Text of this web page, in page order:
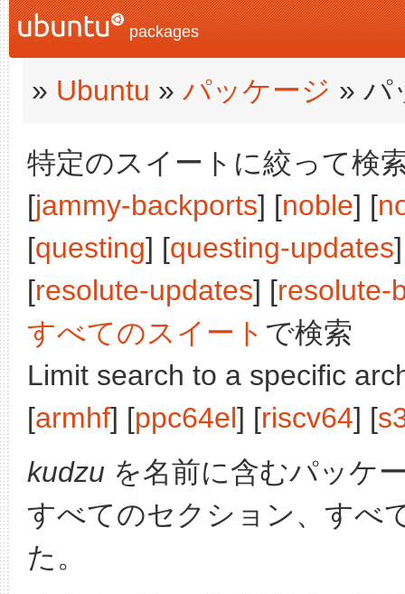
packages
» Ubuntu » パッケージ » パ
特定のスイートに絞って検
[jammy-backports] [noble] [
[questing] [questing-updates
[resolute-updates] [resolute-
すべてのスイート で検索
Limit search to a specific
[armhf] [ppc64el] [riscv64] [
kudzu を名前に含むパッケ
すべてのセクション、すべ
た。